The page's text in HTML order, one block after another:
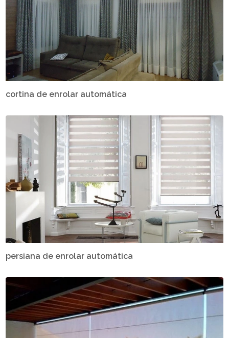
cortina de enrolar automática
persiana de enrolar automática